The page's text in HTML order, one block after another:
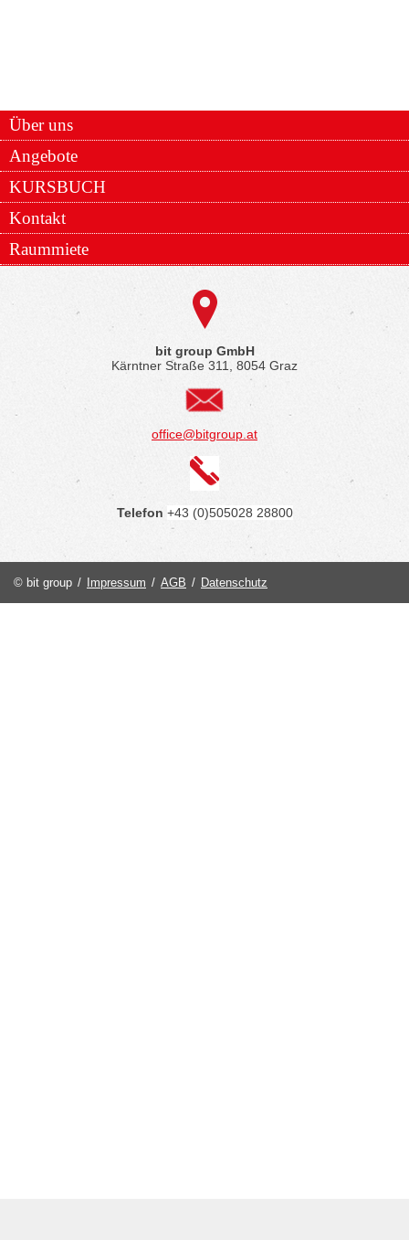
Über uns
Angebote
KURSBUCH
Kontakt
Raummiete
bit group GmbH
Kärntner Straße 311, 8054 Graz
office@bitgroup.at
Telefon +43 (0)505028 28800
© bit group / Impressum / AGB / Datenschutz